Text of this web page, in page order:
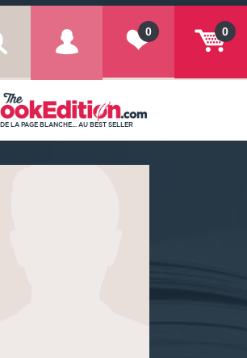
0
0
DE LA PAGE BLANCHE... AU BEST SELLER